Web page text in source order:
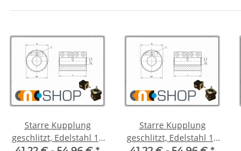
Starre Kupplung
geschlitzt, Edelstahl 10
Starre Kupplung
geschlitzt, Edelstahl 12